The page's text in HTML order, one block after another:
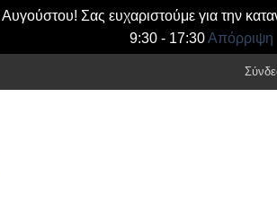
Σας ευχαριστούμε για την
9:30 - 17:30Απόρριψη